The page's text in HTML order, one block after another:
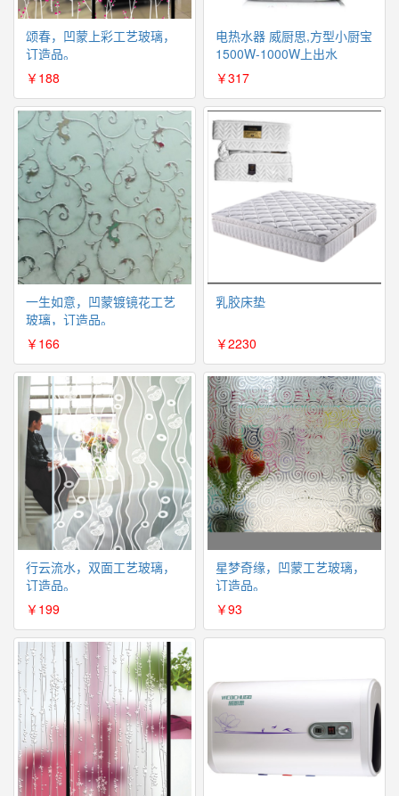
颂春，凹蒙上彩工艺玻璃，
订造品。
￥188
电热水器 威厨思,方型小厨宝
1500W-1000W上出水
￥317
一生如意，凹蒙镀镜花工艺
玻璃，订造品。
￥166
乳胶床垫
￥2230
行云流水，双面工艺玻璃，
订造品。
￥199
星梦奇缘，凹蒙工艺玻璃，
订造品。
￥93